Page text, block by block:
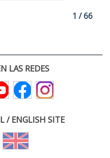
1 / 66
LAS REDES
/ ENGLISH SITE